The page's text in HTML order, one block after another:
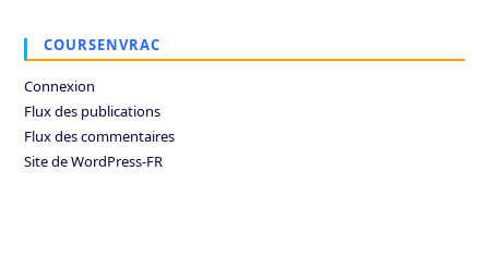
COURSENVRAC
Connexion
Flux des publications
Flux des commentaires
Site de WordPress-FR